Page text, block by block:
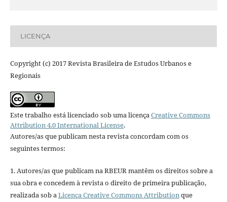
LICENÇA
Copyright (c) 2017 Revista Brasileira de Estudos Urbanos e
Regionais
Este trabalho está licenciado sob uma licençaCreative Commons
Attribution 4.0 International License.
Autores/as que publicam nesta revista concordam com os
seguintes termos:
1. Autores/as que publicam na RBEUR mantêm os direitos sobre a
sua obra e concedem à revista o direito de primeira publicação,
realizada sob aLicença Creative Commons Attributionque